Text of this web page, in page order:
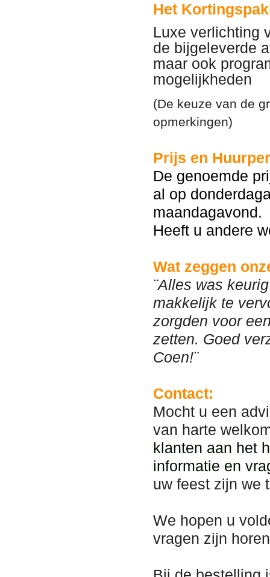
Het
Luxe verlichting
de bijgeleverde
maar ook
mogelijkheden
(De keuze van de
opmerkingen)
Prijs en
De genoemde
al op
maandagavond.
Heeft u andere
Wat zeggen
¨Alles was
makkelijk te
zorgden voor
zetten. Goed
Coen!¨
Contact:
Mocht u een
van harte
klanten aan het
informatie en
uw feest zijn we
We hopen u
vragen zijn